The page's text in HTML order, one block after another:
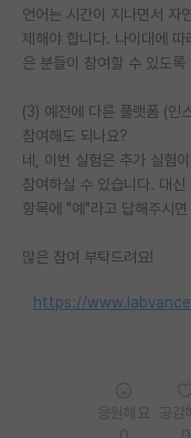
재팬라운지 🌸
언어는 시간이 지나면서 자
제해야 합니다. 나이대에
은 분들이 참여할 수 있도
(3) 예전에 다른 플랫폼 (인
참여해도 되나요?
네, 이번 실험은 추가 실험
참여하실 수 있습니다. 대
항목에 "예"라고 답해주시
많은 참여 부탁드려요!
https://